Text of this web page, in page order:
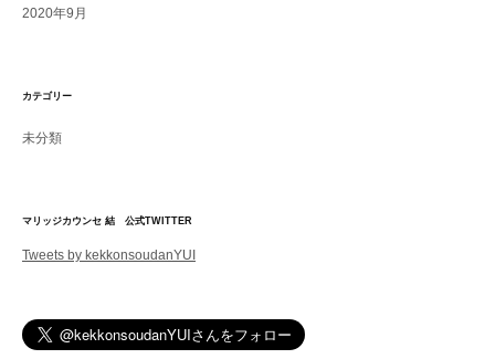
2020年9月
カテゴリー
未分類
マリッジカウンセ 結 公式TWITTER
Tweets by kekkonsoudanYUI